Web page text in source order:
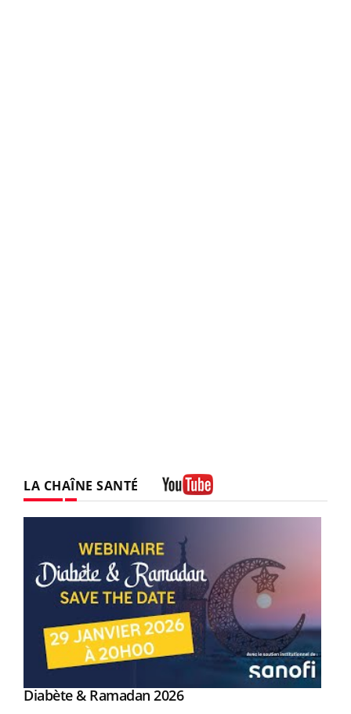
LA CHAÎNE SANTÉ
Youtube
Diabète & Ramadan 2026Youtube